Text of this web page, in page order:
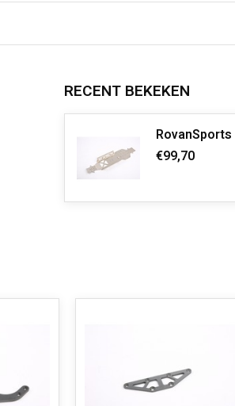
RECENT BEKEKEN
€99,70